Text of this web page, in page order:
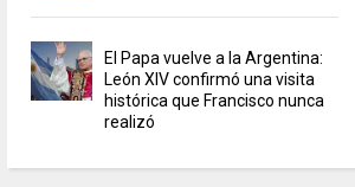
El Papa vuelve a la Argentina:
León XIV confirmó una visita
histórica que Francisco nunca
realizó